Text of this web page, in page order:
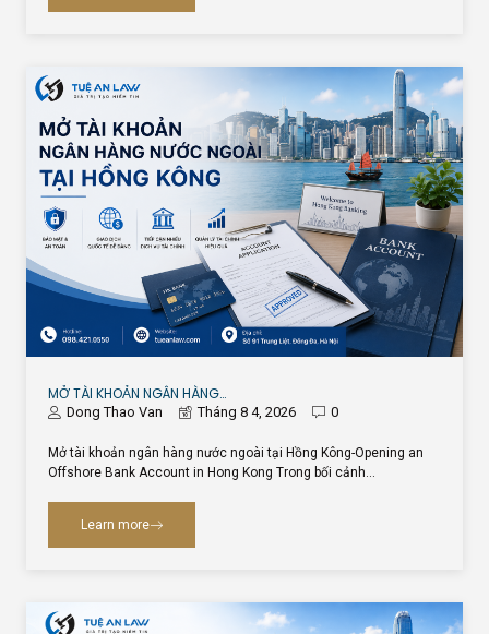
MỞ TÀI KHOẢN NGÂN HÀNG…
Dong Thao Van Tháng 8 4, 2026 0
Mở tài khoản ngân hàng nước ngoài tại Hồng Kông-Opening an
Offshore Bank Account in Hong Kong Trong bối cảnh…
Learn more